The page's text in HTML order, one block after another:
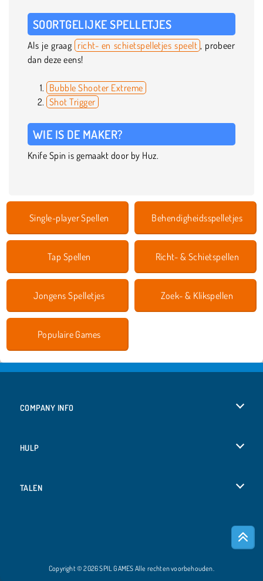
SOORTGELIJKE SPELLETJES
Als je graag richt- en schietspelletjes speelt , probeer
dan deze eens!
Bubble Shooter Extreme
Shot Trigger
WIE IS DE MAKER?
Knife Spin is gemaakt door by Huz.
Single-player Spellen Behendigheidsspelletjes
Tap Spellen Richt- & Schietspellen
Jongens Spelletjes Zoek- & Klikspellen
Populaire Games
COMPANY INFO
HULP
TALEN
Copyright © 2026 SPIL GAMES Alle rechten voorbehouden.